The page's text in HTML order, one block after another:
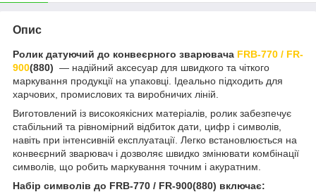
Опис
Ролик датуючий до конвеєрного зварювача FRB-770 / FR-
900(880) — надійний аксесуар для швидкого та чіткого
маркування продукції на упаковці. Ідеально підходить для
харчових, промислових та виробничих ліній.
Виготовлений із високоякісних матеріалів, ролик забезпечує
стабільний та рівномірний відбиток дати, цифр і символів,
навіть при інтенсивній експлуатації. Легко встановлюється на
конвеєрний зварювач і дозволяє швидко змінювати комбінації
символів, що робить маркування точним і акуратним.
Набір символів до FRB-770 / FR-900(880) включає: